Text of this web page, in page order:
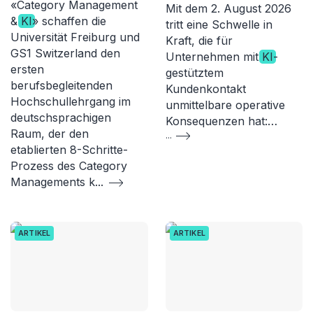
«Category Management
& KI» schaffen die
Universität Freiburg und
GS1 Switzerland den
ersten
berufsbegleitenden
Hochschullehrgang im
deutschsprachigen
Raum, der den
etablierten 8-Schritte-
Prozess des Category
Managements k...
Mit dem 2. August 2026
tritt eine Schwelle in
Kraft, die für
Unternehmen mit KI-
gestütztem
Kundenkontakt
unmittelbare operative
Konsequenzen hat:…
...
ARTIKEL ARTIKEL